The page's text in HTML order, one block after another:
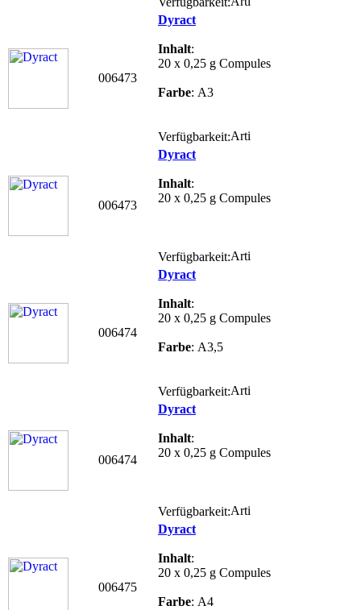
006473
Dyract
Inhalt:
20 x 0,25 g Compules
Farbe: A3
Verfügbarkeit:
006473
Dyract
Inhalt:
20 x 0,25 g Compules
Verfügbarkeit:
006474
Dyract
Inhalt:
20 x 0,25 g Compules
Farbe: A3,5
Verfügbarkeit:
006474
Dyract
Inhalt:
20 x 0,25 g Compules
Verfügbarkeit:
006475
Dyract
Inhalt:
20 x 0,25 g Compules
Farbe: A4